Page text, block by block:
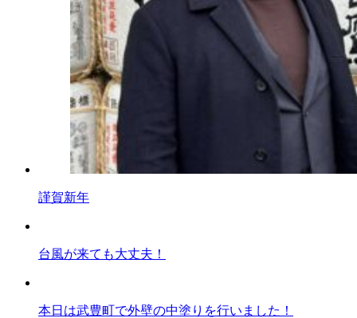
謹賀新年
台風が来ても大丈夫！
本日は武豊町で外壁の中塗りを行いました！